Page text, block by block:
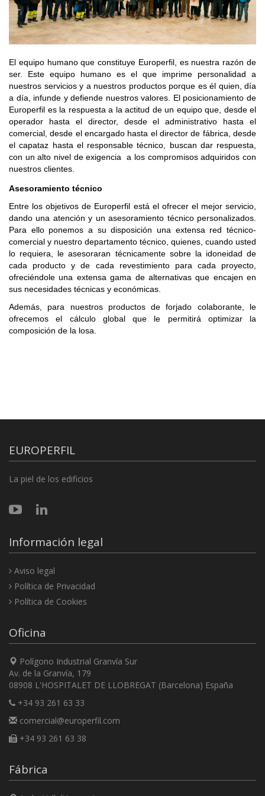
El equipo humano que constituye Europerfil, es nuestra razón de
ser. Este equipo humano es el que imprime personalidad a
nuestros servicios y a nuestros productos porque es él quien, día
a día, infunde y defiende nuestros valores. El posicionamiento de
Europerfil es la respuesta a la actitud de un equipo que, desde el
operador hasta el director, desde el administrativo hasta el
comercial, desde el encargado hasta el director de fábrica, desde
el capataz hasta el responsable técnico, buscan dar respuesta,
con un alto nivel de exigencia a los compromisos adquiridos con
nuestros clientes.
Asesoramiento técnico
Entre los objetivos de Europerfil está el ofrecer el mejor servicio,
dando una atención y un asesoramiento técnico personalizados.
Para ello ponemos a su disposición una extensa red técnico-
comercial y nuestro departamento técnico, quienes, cuando usted
lo requiera, le asesoraran técnicamente sobre la idoneidad de
cada producto y de cada revestimiento para cada proyecto,
ofreciéndole una extensa gama de alternativas que encajen en
sus necesidades técnicas y económicas.
Además, para nuestros productos de forjado colaborante, le
ofrecemos el cálculo global que le permitirá optimizar la
composición de la losa.
EUROPERFIL
La piel de los edificios
Información legal
Aviso legal
Política de Privacidad
Política de Cookies
Oficina
Polígono Industrial Granvía Sur
Av. de la Granvía, 179
08908 L'HOSPITALET DE LLOBREGAT (Barcelona) España
+34 93 261 63 33
comercial@europerfil.com
+34 93 261 63 38
Fábrica